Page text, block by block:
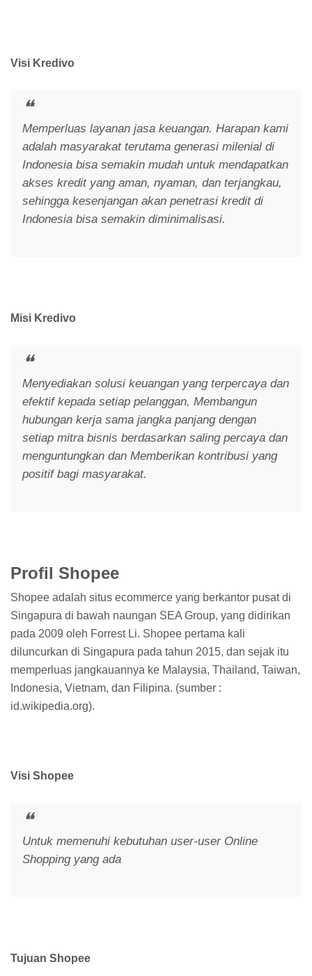
Visi Kredivo
Memperluas layanan jasa keuangan. Harapan kami
adalah masyarakat terutama generasi milenial di
Indonesia bisa semakin mudah untuk mendapatkan
akses kredit yang aman, nyaman, dan terjangkau,
sehingga kesenjangan akan penetrasi kredit di
Indonesia bisa semakin diminimalisasi.
Misi Kredivo
Menyediakan solusi keuangan yang terpercaya dan
efektif kepada setiap pelanggan, Membangun
hubungan kerja sama jangka panjang dengan
setiap mitra bisnis berdasarkan saling percaya dan
menguntungkan dan Memberikan kontribusi yang
positif bagi masyarakat.
Profil Shopee
Shopee adalah situs ecommerce yang berkantor pusat di
Singapura di bawah naungan SEA Group, yang didirikan
pada 2009 oleh Forrest Li. Shopee pertama kali
diluncurkan di Singapura pada tahun 2015, dan sejak itu
memperluas jangkauannya ke Malaysia, Thailand, Taiwan,
Indonesia, Vietnam, dan Filipina. (sumber :
id.wikipedia.org).
Visi Shopee
Untuk memenuhi kebutuhan user-user Online
Shopping yang ada
Tujuan Shopee